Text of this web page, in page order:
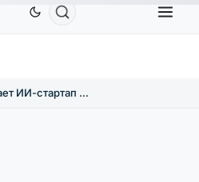
Tether USDT0,9991 $ BNBBNB
ЕЦБ выбирает ИИ-стартап для предотвращения мошенничества с цифровыми евро